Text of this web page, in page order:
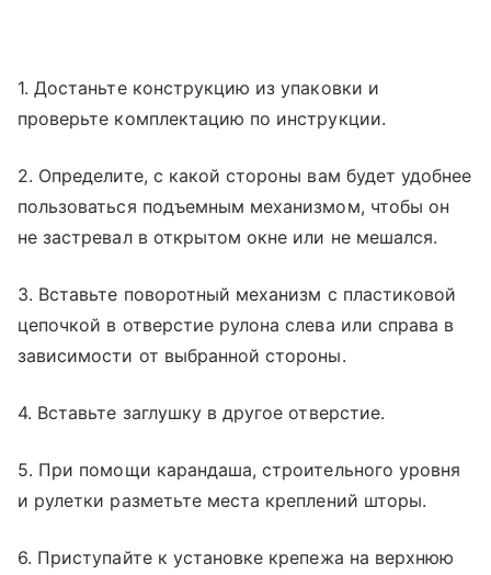
1. Достаньте конструкцию из упаковки и
проверьте комплектацию по инструкции.
2. Определите, с какой стороны вам будет удобнее
пользоваться подъемным механизмом, чтобы он
не застревал в открытом окне или не мешался.
3. Вставьте поворотный механизм с пластиковой
цепочкой в отверстие рулона слева или справа в
зависимости от выбранной стороны.
4. Вставьте заглушку в другое отверстие.
5. При помощи карандаша, строительного уровня
и рулетки разметьте места креплений шторы.
6. Приступайте к установке крепежа на верхнюю